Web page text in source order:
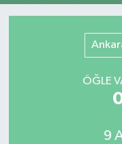
ÖĞLE
9
Son Dakika